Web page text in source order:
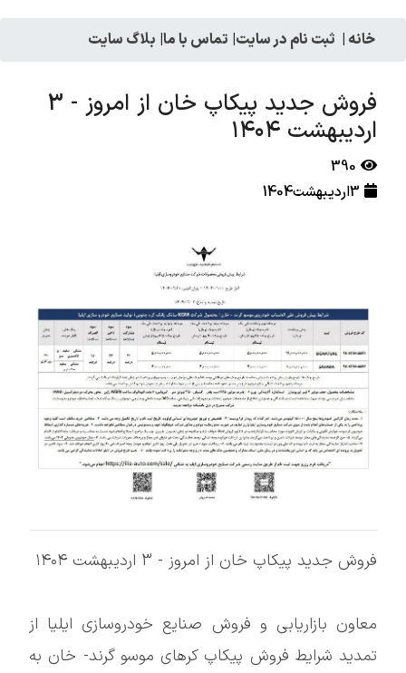
خانه | ثبت نام در سایت| تماس با ما| بلاگ سایت
فروش جدید پیکاپ خان از امروز - 3
اردیبهشت ۱۴۰۴
390
3اردیبهشت1404
فروش جدید پیکاپ خان از امروز - 3 اردیبهشت ۱۴۰۴
معاون بازاریابی و فروش صنایع خودروسازی ایلیا از
تمدید شرایط فروش پیکاپ کرهای موسو گرند- خان به